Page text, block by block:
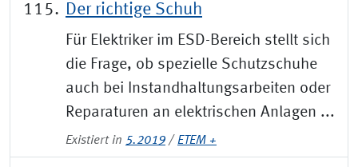
Der richtige Schuh
Für Elektriker im ESD-Bereich stellt sich
die Frage, ob spezielle Schutzschuhe
auch bei Instandhaltungsarbeiten oder
Reparaturen an elektrischen Anlagen ...
Existiert in 5.2019 / ETEM +